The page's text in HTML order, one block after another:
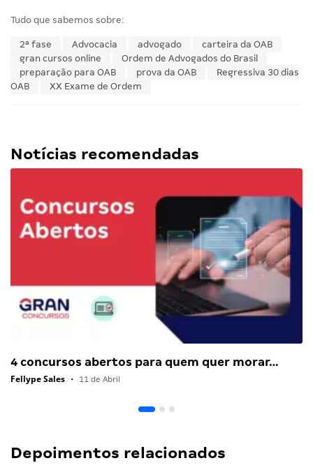
Tudo que sabemos sobre:
2ª fase Advocacia advogado
carteira da OAB
gran cursos online
Ordem de Advogados do Brasil
preparação para OAB
prova da OAB
Regressiva 30 dias
OAB
XX Exame de Ordem
Notícias recomendadas
4 concursos abertos para quem quer morar…
Fellype Sales • 11 de Abril
Depoimentos relacionados